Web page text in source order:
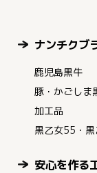
ナンチクブ
鹿児島黒牛
豚・かごしま
加工品
黒乙女55・
安心を作る